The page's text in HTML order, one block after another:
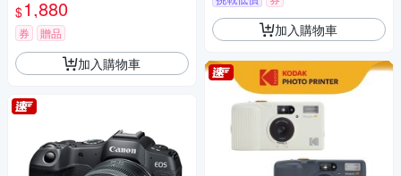
$1,880
券 贈品
加入購物車
加入購物車